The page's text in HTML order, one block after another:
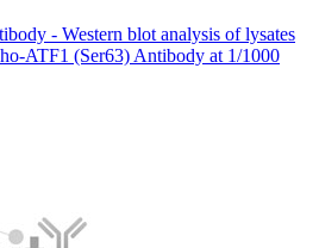
- Western blot analysis of lysates
ATF1 (Ser63) Antibody at 1/1000